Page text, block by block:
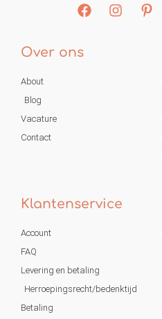
Over ons
About
Blog
Vacature
Contact
Klantenservice
Account
FAQ
Levering en betaling
Herroepingsrecht/bedenktijd
Betaling